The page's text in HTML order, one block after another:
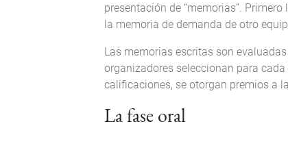
presentación de “memorias”.
la memoria de demanda de otro
Las memorias escritas son
organizadores seleccionan para
calificaciones, se otorgan premios a
La fase oral